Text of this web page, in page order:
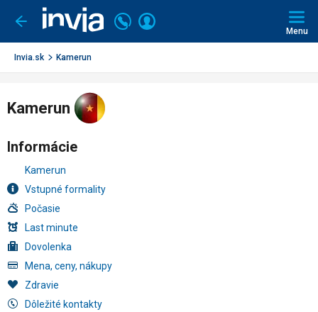
Ísť
späť
Volajte
+421
2
Prihlásiť
Menu
Invia.sk Kamerun
Kamerun
Informácie
Kamerun
Vstupné formality
Počasie
Last minute
Dovolenka
Mena, ceny, nákupy
Zdravie
Dôležité kontakty